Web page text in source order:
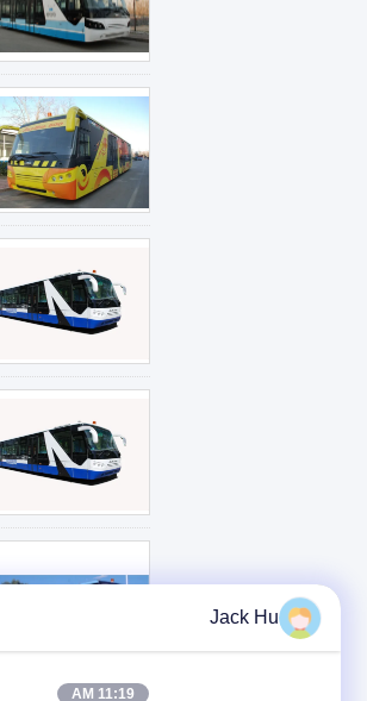
Jack Hu
11:19 AM